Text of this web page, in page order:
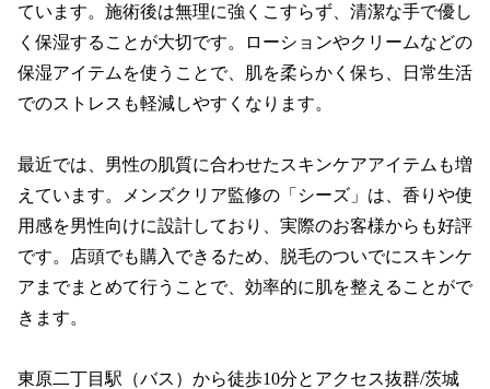
ています。施術後は無理に強くこすらず、清潔な手で優し
く保湿することが大切です。ローションやクリームなどの
保湿アイテムを使うことで、肌を柔らかく保ち、日常生活
でのストレスも軽減しやすくなります。
最近では、男性の肌質に合わせたスキンケアアイテムも増
えています。メンズクリア監修の「シーズ」は、香りや使
用感を男性向けに設計しており、実際のお客様からも好評
です。店頭でも購入できるため、脱毛のついでにスキンケ
アまでまとめて行うことで、効率的に肌を整えることがで
きます。
東原二丁目駅（バス）から徒歩10分とアクセス抜群/茨城